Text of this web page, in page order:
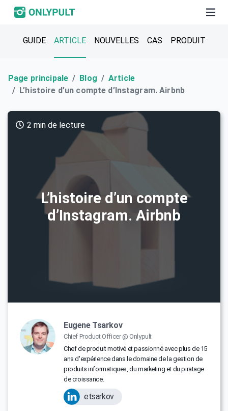
GUIDE ARTICLE NOUVELLES CAS PRODUIT
Page principale Blog
Article
L’histoire d’un compte d’Instagram. Airbnb
L’histoire d’un compte
d’Instagram. Airbnb
2 min de lecture
Eugene Tsarkov
Chief Product Officer @ Onlypult
Chef de produit motivé et passionné avec plus de 15
ans d'expérience dans le domaine de la gestion de
produits informatiques, du marketing et du piratage
de croissance.
etsarkov